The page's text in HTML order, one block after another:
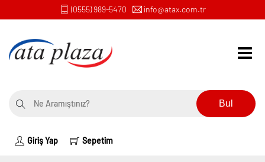
(0555) 989-5470 info@atax.com.tr
Bul
Giriş Yap Sepetim